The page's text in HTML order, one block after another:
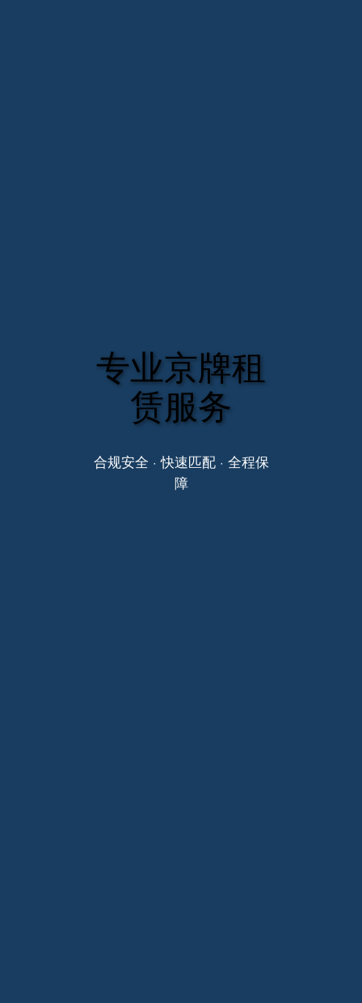
专业京牌租
赁服务
合规安全 · 快速匹配 · 全程保
障